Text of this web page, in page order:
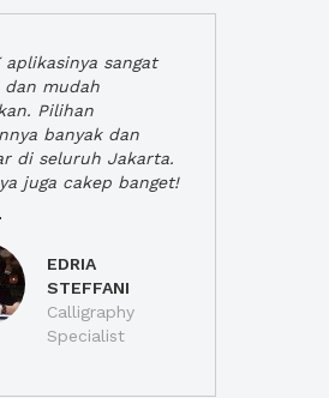
aplikasinya sangat
mudah
Pilihan
banyak dan
di seluruh Jakarta.
juga cakep banget!
EDRIA
STEFFANI
Calligraphy
Specialist